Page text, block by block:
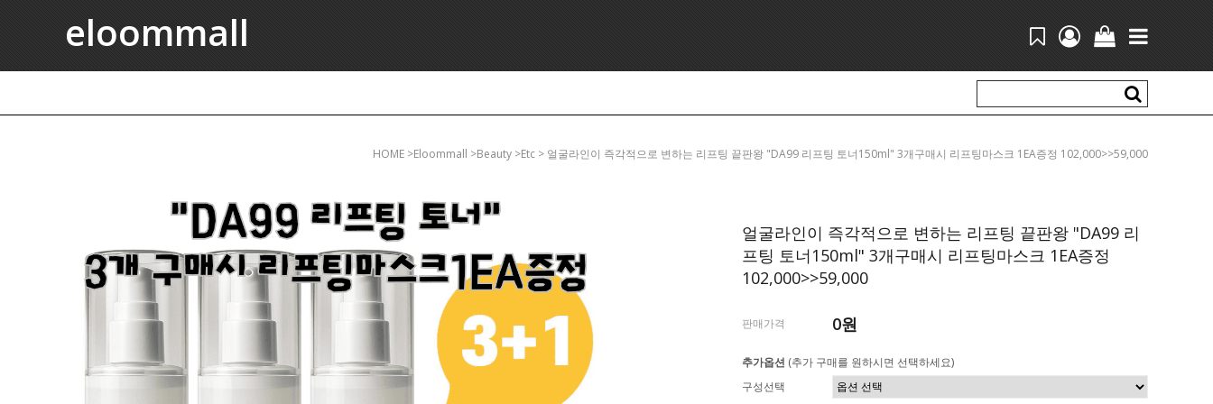
eloommall
HOME >eloommall >beauty >etc > 얼굴라인이 즉각적으로 변하는 리프팅 끝판왕 "DA99 리프팅 토너150ml" 3개구매시 리프팅마스크 1EA증정 102,000>>59,000
얼굴라인이 즉각적으로 변하는 리프팅 끝판왕 "DA99 리
프팅 토너150ml" 3개구매시 리프팅마스크 1EA증정
102,000>>59,000
판매가격 0원
추가옵션 (추가 구매를 원하시면 선택하세요)
구성선택